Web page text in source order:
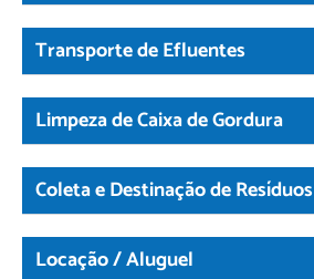
Transporte de Efluentes
Limpeza de Caixa de Gordura
Coleta e Destinação de Resíduos
Locação / Aluguel